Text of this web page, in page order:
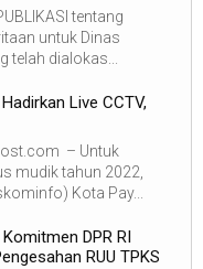
tentang
untuk Dinas
telah dialokas...
Live CCTV,
– Untuk
mudik tahun 2022,
Kota Pay...
DPR RI
RUU TPKS